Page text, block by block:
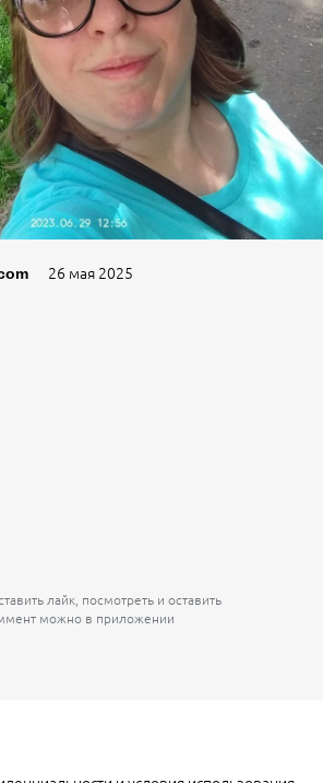
26 мая 2025
лайк, посмотреть и оставить
можно в приложении